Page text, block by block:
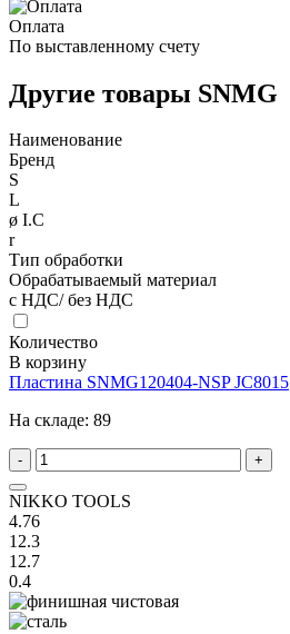
Оплата
По выставленному счету
Другие товары SNMG
Наименование
Бренд
S
L
ø I.C
r
Тип обработки
Обрабатываемый материал
с НДС/ без НДС
Количество
В корзину
Пластина SNMG120404-NSP JC8015
На складе: 89
- +
NIKKO TOOLS
4.76
12.3
12.7
0.4